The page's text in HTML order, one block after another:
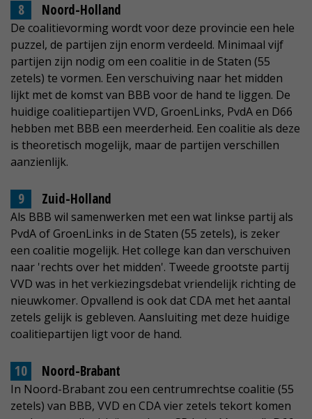
Noord-Holland
De coalitievorming wordt voor deze provincie een hele
puzzel, de partijen zijn enorm verdeeld. Minimaal vijf
partijen zijn nodig om een coalitie in de Staten (55
zetels) te vormen. Een verschuiving naar het midden
lijkt met de komst van BBB voor de hand te liggen. De
huidige coalitiepartijen VVD, GroenLinks, PvdA en D66
hebben met BBB een meerderheid. Een coalitie als deze
is theoretisch mogelijk, maar de partijen verschillen
aanzienlijk.
Zuid-Holland
Als BBB wil samenwerken met een wat linkse partij als
PvdA of GroenLinks in de Staten (55 zetels), is zeker
een coalitie mogelijk. Het college kan dan verschuiven
naar 'rechts over het midden'. Tweede grootste partij
VVD was in het verkiezingsdebat vriendelijk richting de
nieuwkomer. Opvallend is ook dat CDA met het aantal
zetels gelijk is gebleven. Aansluiting met deze huidige
coalitiepartijen ligt voor de hand.
Noord-Brabant
In Noord-Brabant zou een centrumrechtse coalitie (55
zetels) van BBB, VVD en CDA vier zetels tekort komen